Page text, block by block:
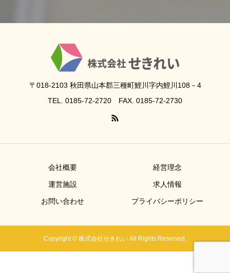
〒018-2103 秋田県山本郡三種町鯉川字内鯉川108－4
TEL. 0185-72-2720 FAX. 0185-72-2730
会社概要 経営理念
運営施設 求人情報
お問い合わせ プライバシーポリシー
Copyright © 株式会社せきれい All Rights Reserved.